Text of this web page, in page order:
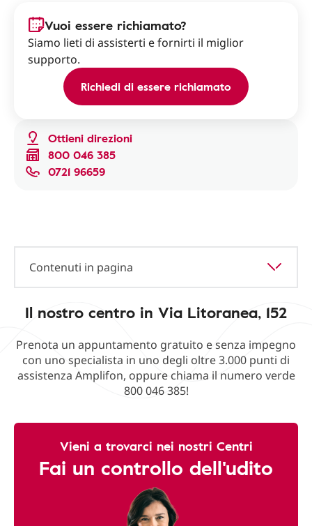
Ottieni direzioni
800 046 385
0721 96659
Vuoi essere richiamato?
Siamo lieti di assisterti e fornirti il miglior
supporto.
Richiedi di essere richiamato
Contenuti in pagina
Il nostro centro in Via Litoranea, 152
Prenota un appuntamento gratuito e senza impegno
con uno specialista in uno degli oltre 3.000 punti di
assistenza Amplifon, oppure chiama il numero verde
800 046 385!
Vieni a trovarci nei nostri Centri
Fai un controllo dell'udito